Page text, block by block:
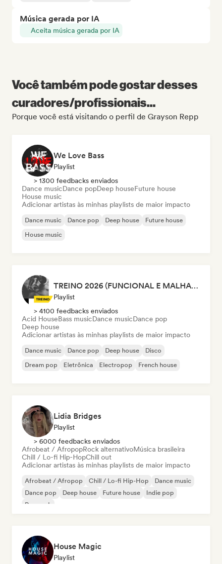
Música gerada por IA
Aceita música gerada por IA
Você também pode gostar desses
curadores/profissionais...
Porque você está visitando o perfil de Grayson Repp
We Love Bass
Playlist
> 1300 feedbacks enviados
Dance musicDance popDeep houseFuture house
House music
Adicionar artistas às minhas playlists de maior impacto
Dance music Dance pop Deep house
Future house
House music
TREINO 2026 (FUNCIONAL E MALHAÇÃO)
Playlist
> 4100 feedbacks enviados
Acid HouseBass musicDance musicDance pop
Deep house
Adicionar artistas às minhas playlists de maior impacto
Dance music Dance pop Deep house
Disco
Dream pop
Eletrônica Electropop French house
Lidia Bridges
Playlist
> 6000 feedbacks enviados
Afrobeat / AfropopRock alternativoMúsica brasileira
Chill / Lo-fi Hip-HopChill out
Adicionar artistas às minhas playlists de maior impacto
Afrobeat / Afropop Chill / Lo-fi Hip-Hop
Dance music
Dance pop
Deep house Future house
Indie pop
Pop rock
House Magic
Playlist